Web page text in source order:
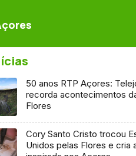
50 anos RTP Açores:
recorda acontecimentos
Flores
Cory Santo Cristo trocou
Unidos pelas Flores e cria